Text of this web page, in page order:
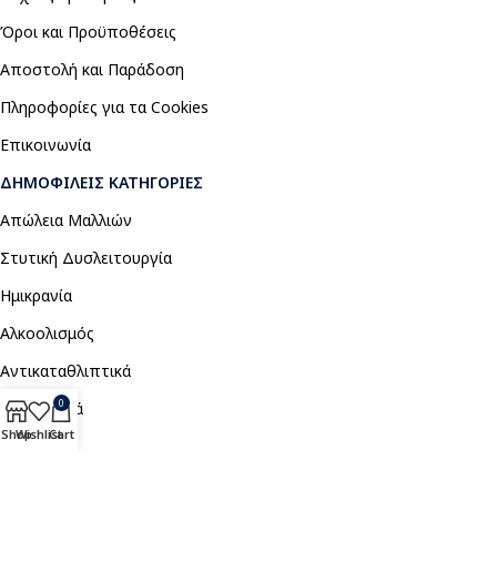
Όροι και Προϋποθέσεις
Αποστολή και Παράδοση
Πληροφορίες για τα Cookies
Επικοινωνία
ΔΗΜΟΦΙΛΕΊΣ ΚΑΤΗΓΟΡΊΕΣ
Απώλεια Μαλλιών
Στυτική Δυσλειτουργία
Ημικρανία
Αλκοολισμός
Αντικαταθλιπτικά
Αναλγητικά
ShopWishlist
0
Cart